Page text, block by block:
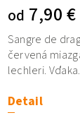
od 7,90 €
Detail
Sangre de
červená
lechleri.